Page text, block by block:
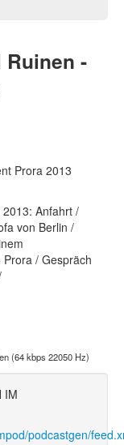
Ruinen -
Prora 2013
Anfahrt /
von Berlin /
/ Gespräch
(64 kbps 22050 Hz)
IM
podcastgen/